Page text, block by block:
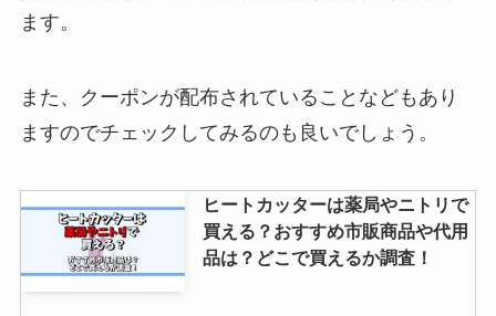
える？人気色やお得な購入方法ま
アフタゾロンは販売中止？なぜ？
薬局やamazonで市販薬は買え
る？購入方法を調査
ます。
また、クーポンが配布されていることなどもあり
ますのでチェックしてみるのも良いでしょう。
ヒートカッターは薬局やニトリで
買える？おすすめ市販商品や代用
品は？どこで買えるか調査！